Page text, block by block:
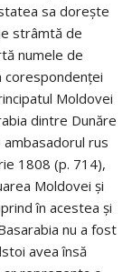
sa dorește
strâmtă de
numele de
corespondenței
Moldovei
dintre Dunăre
rus
1808 (p. 714),
Moldovei și
în acestea și
nu a fost
avea însă